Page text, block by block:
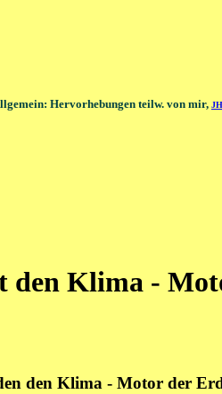
Hervorhebungen teilw. von mir,
den Klima -
den Klima - Motor der